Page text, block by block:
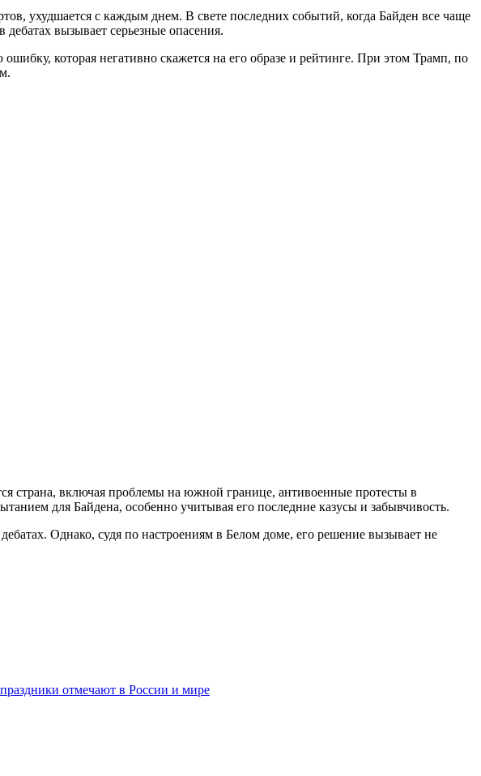
ухудшается с каждым днем. В свете последних событий, когда Байден все чаще
вызывает серьезные опасения.
которая негативно скажется на его образе и рейтинге. При этом Трамп, по
страна, включая проблемы на южной границе, антивоенные протесты в
для Байдена, особенно учитывая его последние казусы и забывчивость.
Однако, судя по настроениям в Белом доме, его решение вызывает не
отмечают в России и мире